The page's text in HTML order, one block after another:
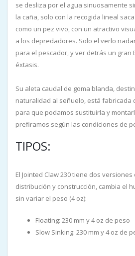
se desliza por el agua sinuosamente
la caña, solo con la recogida lineal
como un pez vivo, con un atractivo
a los depredadores. Solo el verlo
para el pescador, y ver detrás un gran
éxtasis.
Su aleta caudal de goma blanda,
naturalidad al señuelo, está fabricada
para que podamos sustituirla y
prefiramos según las condiciones de
TIPOS:
El Jointed Claw 230 tiene dos
distribución y construcción, cambia el
sin variar el peso (4 oz):
Floating: 230 mm y 4 oz de peso
Slow Sinking: 230 mm y 4 oz de